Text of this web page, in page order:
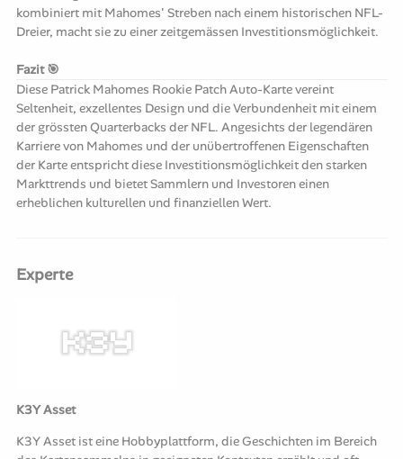
kombiniert mit Mahomes' Streben nach einem historischen NFL-
Dreier, macht sie zu einer zeitgemässen Investitionsmöglichkeit.
Fazit 🎯
Diese Patrick Mahomes Rookie Patch Auto-Karte vereint
Seltenheit, exzellentes Design und die Verbundenheit mit einem
der grössten Quarterbacks der NFL. Angesichts der legendären
Karriere von Mahomes und der unübertroffenen Eigenschaften
der Karte entspricht diese Investitionsmöglichkeit den starken
Markttrends und bietet Sammlern und Investoren einen
erheblichen kulturellen und finanziellen Wert.
Experte
K3Y Asset
K3Y Asset ist eine Hobbyplattform, die Geschichten im Bereich